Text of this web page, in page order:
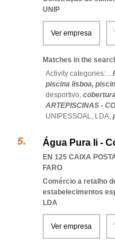
UNIP
Ver empresa
Matches in the
Activity categories: ...
piscina lisboa,
desportivo,
ARTEPISCINAS -
UNIPESSOAL, LDA,
Água Pura Ii -
EN 125 CAIXA
FARO
Comércio a retalho
estabelecimentos
LDA
Ver empresa